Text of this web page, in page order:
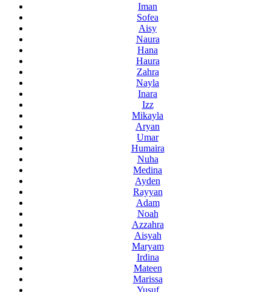
Iman
Sofea
Aisy
Naura
Hana
Haura
Zahra
Nayla
Inara
Izz
Mikayla
Aryan
Umar
Humaira
Nuha
Medina
Ayden
Rayyan
Adam
Noah
Azzahra
Aisyah
Maryam
Irdina
Mateen
Marissa
Yusuf